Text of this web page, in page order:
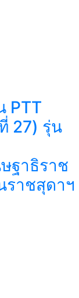
PTT
27) รุ่น
ฐาธิราช
ราชสุดาฯ